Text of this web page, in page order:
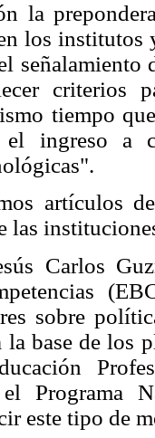
la
los institutos
criterios
tiempo
ingreso a
artículos
las
Carlos
sobre
la base de los
Programa
este tipo de